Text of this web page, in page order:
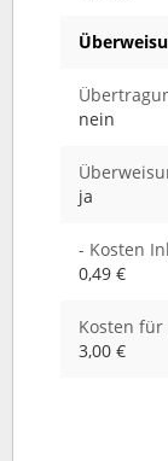
nein
ja
- Kosten
0,49 €
Kosten für
3,00 €